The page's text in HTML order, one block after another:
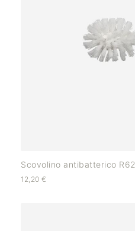
Scovolino antibatterico R62
12,20 €